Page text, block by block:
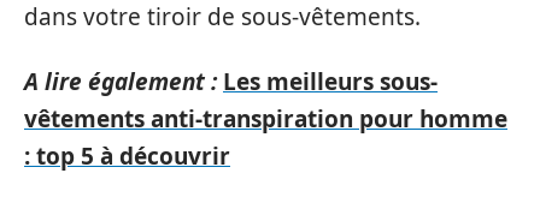
dans votre tiroir de sous-vêtements.
A lire également : Les meilleurs sous-
vêtements anti-transpiration pour homme
: top 5 à découvrir